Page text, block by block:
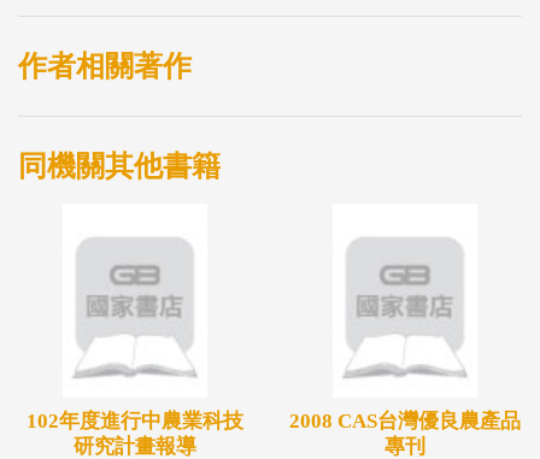
作者相關著作
同機關其他書籍
102年度進行中農業科技
研究計畫報導
2008 CAS台灣優良農產品
專刊